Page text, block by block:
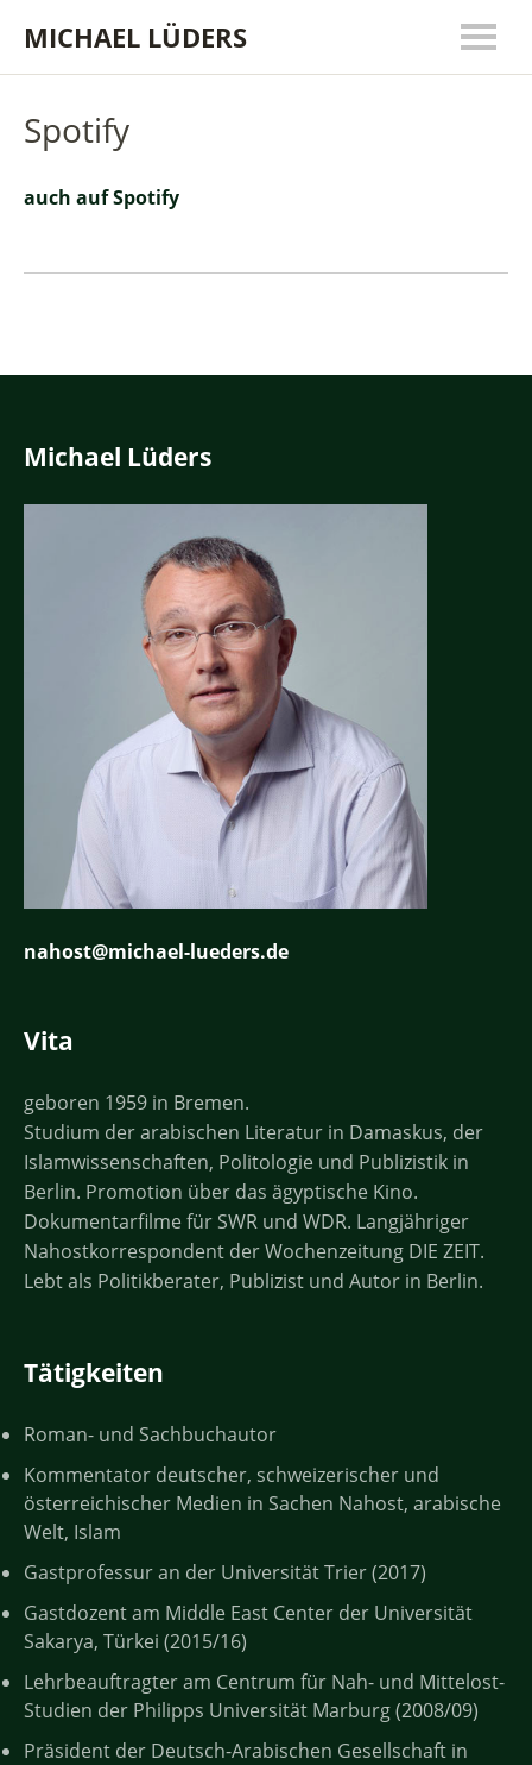
MICHAEL LÜDERS
Spotify
auch auf Spotify
Michael Lüders
nahost@michael-lueders.de
Vita
geboren 1959 in Bremen.
Studium der arabischen Literatur in Damaskus, der
Islamwissenschaften, Politologie und Publizistik in
Berlin. Promotion über das ägyptische Kino.
Dokumentarfilme für SWR und WDR. Langjähriger
Nahostkorrespondent der Wochenzeitung DIE ZEIT.
Lebt als Politikberater, Publizist und Autor in Berlin.
Tätigkeiten
Roman- und Sachbuchautor
Kommentator deutscher, schweizerischer und
österreichischer Medien in Sachen Nahost, arabische
Welt, Islam
Gastprofessur an der Universität Trier (2017)
Gastdozent am Middle East Center der Universität
Sakarya, Türkei (2015/16)
Lehrbeauftragter am Centrum für Nah- und Mittelost-
Studien der Philipps Universität Marburg (2008/09)
Präsident der Deutsch-Arabischen Gesellschaft in